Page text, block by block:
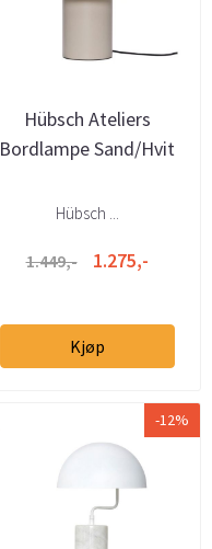
Hübsch Ateliers
Bordlampe Sand/Hvit
Hübsch ...
1.449,- 1.275,-
Kjøp
-12%